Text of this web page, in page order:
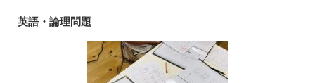
英語・論理問題